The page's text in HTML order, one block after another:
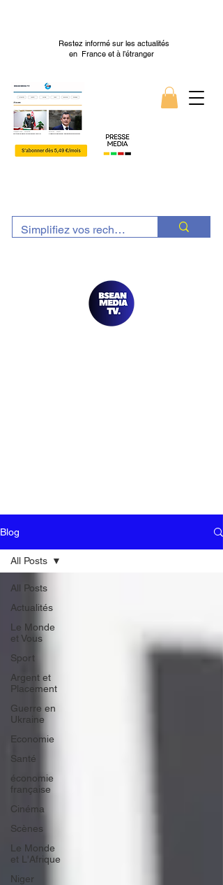
Restez informé sur les actualités
en France et à l’étranger
Blog
All Posts
Actualités
Le Monde
et Vous
Sport
Argent et
Placement
Guerre en
Ukraine
Economie
Santé
économie
française
Cinéma
Scènes
Le Monde
et L'Afrique
Niger
All Posts